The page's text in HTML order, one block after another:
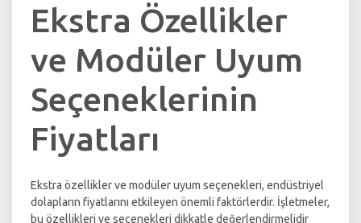
Ekstra Özellikler
ve Modüler Uyum
Seçeneklerinin
Fiyatları
Ekstra özellikler ve modüler uyum seçenekleri, endüstriyel
dolapların fiyatlarını etkileyen önemli faktörlerdir. İşletmeler,
bu özellikleri ve seçenekleri dikkatle değerlendirmelidir